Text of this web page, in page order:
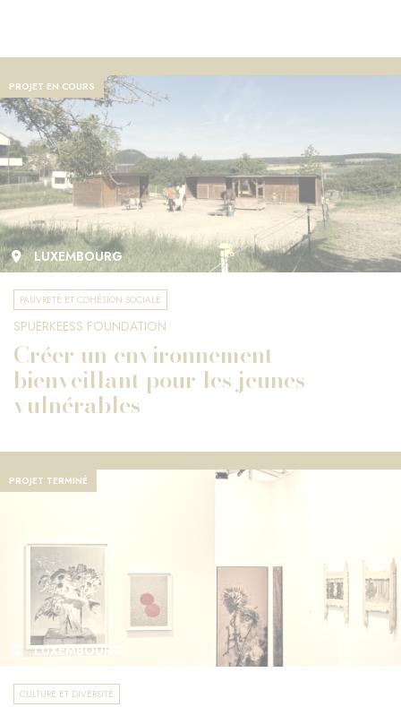
PROJET EN COURS
LUXEMBOURG
PAUVRETÉ ET COHÉSION SOCIALE
SPUERKEESS FOUNDATION
Créer un environnement
bienveillant pour les jeunes
vulnérables
PROJET TERMINÉ
LUXEMBOURG
CULTURE ET DIVERSITÉ